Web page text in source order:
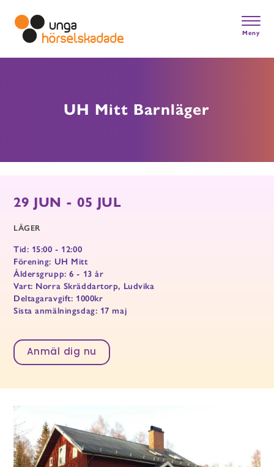
main
content
Meny
UH Mitt Barnläger
29 JUN - 05 JUL
LÄGER
Tid: 15:00 - 12:00
Förening: UH Mitt
Åldersgrupp: 6 - 13 år
Vart: Norra Skräddartorp, Ludvika
Deltagaravgift: 1000kr
Sista anmälningsdag: 17 maj
Anmäl dig nu